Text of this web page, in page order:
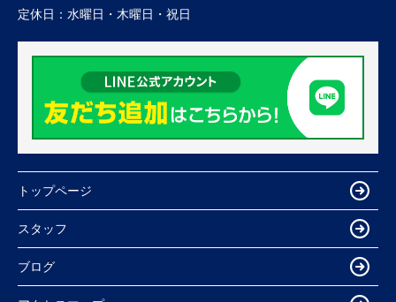
定休日： 水曜日・木曜日・祝日
トップページ
スタッフ
ブログ